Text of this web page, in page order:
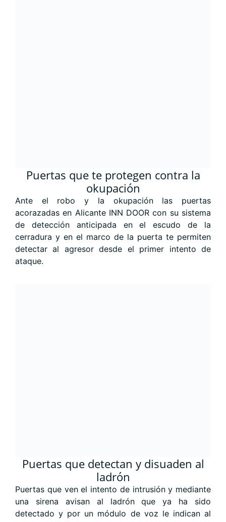
Puertas que te protegen contra la
okupación
Ante el robo y la okupación las puertas
acorazadas en Alicante INN DOOR con su sistema
de detección anticipada en el escudo de la
cerradura y en el marco de la puerta te permiten
detectar al agresor desde el primer intento de
ataque.
Puertas que detectan y disuaden al
ladrón
Puertas que ven el intento de intrusión y mediante
una sirena avisan al ladrón que ya ha sido
detectado y por un módulo de voz le indican al